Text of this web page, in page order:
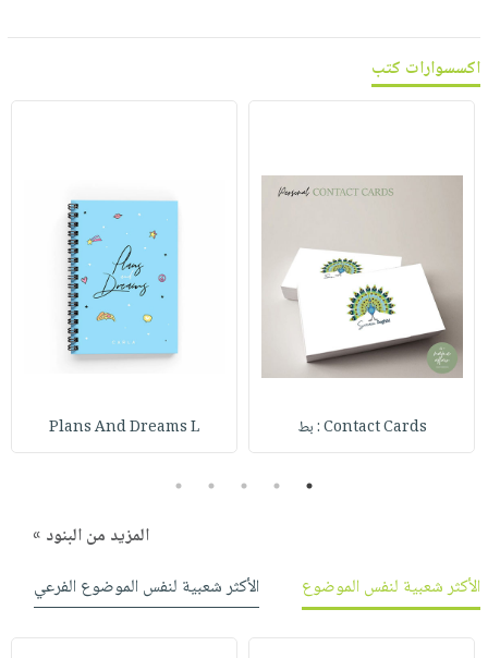
اكسسوارات كتب
Contact Cards : بط Plans And Dreams L
1
2
3
4
5
المزيد من البنود »
الأكثر شعبية لنفس الموضوع
الأكثر شعبية لنفس الموضوع الفرعي